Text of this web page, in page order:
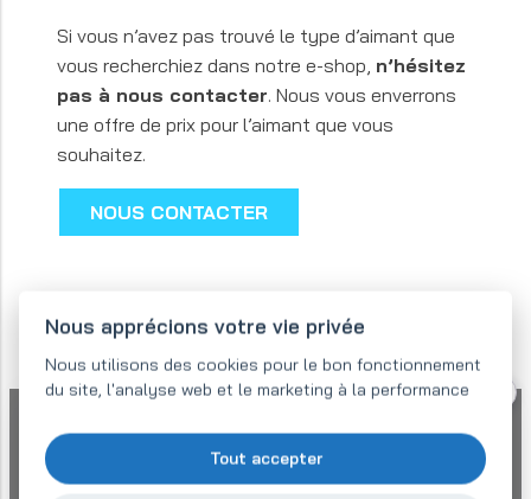
Nous apprécions votre vie privée
Nous utilisons des cookies pour le bon fonctionnement
du site, l'analyse web et le marketing à la performance
Tout accepter
Si vous n’avez pas trouvé le type d’aimant que
vous recherchiez dans notre e-shop, n’hésitez
pas à nous contacter. Nous vous enverrons
une offre de prix pour l’aimant que vous
souhaitez.
NOUS CONTACTER
Renseignez-vous sur nos services -
vous recevrez une offre dans les 48
heures.